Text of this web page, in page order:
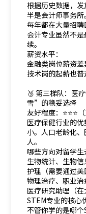
根据历史数据，
半是会计师事务所
每年都在大量招聘
会计专业虽然不
续。
薪资水平：
金融类岗位薪资
技术岗的起薪也普
🥉 第三梯队：医
雪”的稳妥选择
友好程度：⭐⭐⭐
医疗保健行业的
小。人口老龄化
人。
哪些方向对留学生
生物统计、生物信
护理（需要通过美
物理治疗、职业治
医疗研究助理（在
STEM专业的核心
不管你学的是哪